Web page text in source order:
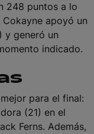
248 puntos a lo
Cokayne apoyó un
y generó un
indicado.
para el final:
(21) en el
Ferns. Además,